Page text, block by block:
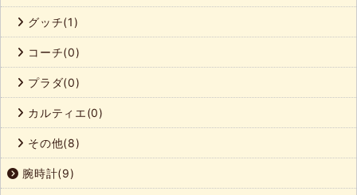
グッチ(1)
コーチ(0)
プラダ(0)
カルティエ(0)
その他(8)
腕時計(9)